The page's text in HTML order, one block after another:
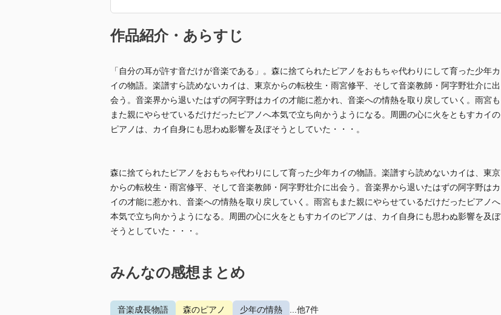
作品紹介・あらすじ
「自分の耳が許す音だけが音楽である」。森に捨てられたピアノをおもちゃ代わりにして育った少年カ
イの物語。楽譜すら読めないカイは、東京からの転校生・雨宮修平、そして音楽教師・阿字野壮介に出
会う。音楽界から退いたはずの阿字野はカイの才能に惹かれ、音楽への情熱を取り戻していく。雨宮も
また親にやらせているだけだったピアノへ本気で立ち向かうようになる。周囲の心に火をともすカイの
ピアノは、カイ自身にも思わぬ影響を及ぼそうとしていた・・・。
森に捨てられたピアノをおもちゃ代わりにして育った少年カイの物語。楽譜すら読めないカイは、東京
からの転校生・雨宮修平、そして音楽教師・阿字野壮介に出会う。音楽界から退いたはずの阿字野はカ
イの才能に惹かれ、音楽への情熱を取り戻していく。雨宮もまた親にやらせているだけだったピアノへ
本気で立ち向かうようになる。周囲の心に火をともすカイのピアノは、カイ自身にも思わぬ影響を及ぼ
そうとしていた・・・。
みんなの感想まとめ
音楽成長物語 森のピアノ 少年の情熱 ...他7件